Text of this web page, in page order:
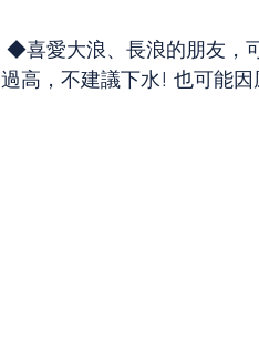
◆喜愛大浪、長浪的朋友，
過高，不建議下水! 也可能因